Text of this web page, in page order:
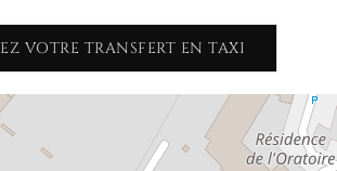
VOTRE TRANSFERT EN TAXI